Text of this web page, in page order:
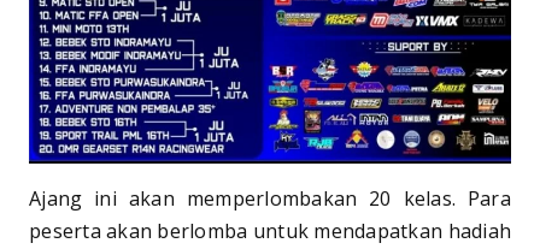
Ajang ini akan memperlombakan 20 kelas. Para
peserta akan berlomba untuk mendapatkan hadiah